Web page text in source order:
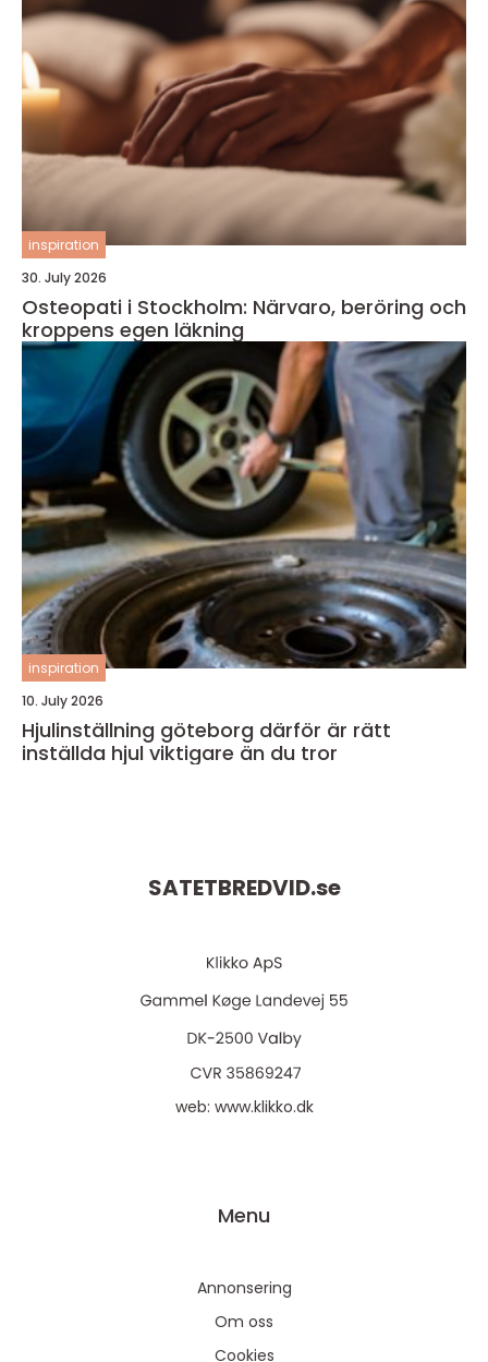
inspiration
30. July 2026
Osteopati i Stockholm: Närvaro, beröring och
kroppens egen läkning
inspiration
10. July 2026
Hjulinställning göteborg därför är rätt
inställda hjul viktigare än du tror
SATETBREDVID.se
web: www.klikko.dk
Menu
Annonsering
Om oss
Cookies